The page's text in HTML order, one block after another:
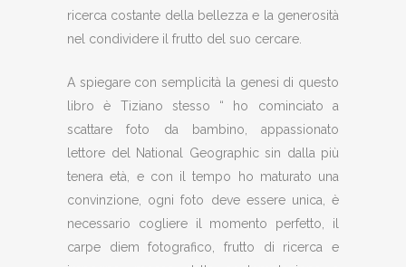
ricerca costante della bellezza e la generosità
nel condividere il frutto del suo cercare.
A spiegare con semplicità la genesi di questo
libro è Tiziano stesso “ ho cominciato a
scattare foto da bambino, appassionato
lettore del National Geographic sin dalla più
tenera età, e con il tempo ho maturato una
convinzione, ogni foto deve essere unica, è
necessario cogliere il momento perfetto, il
carpe diem fotografico, frutto di ricerca e